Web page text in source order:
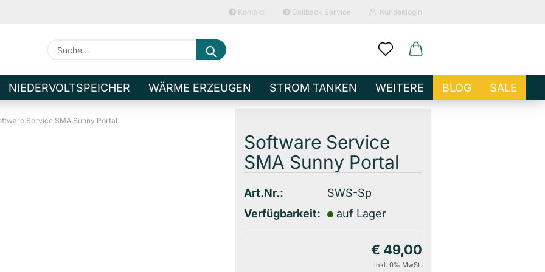
Kontakt Callback Service Kundenlogin
E-Mail
Konto erstellen
Passwort vergessen?
Suche...
NIEDERVOLTSPEICHER WÄRME ERZEUGEN STROM TANKEN BLOG SALE
WEITERE
Service SMA Sunny Portal
Software Service
SMA Sunny Portal
Art.Nr.:
SWS-Sp
Verfügbarkeit:
auf Lager
€ 49,00
inkl. 0% MwSt.